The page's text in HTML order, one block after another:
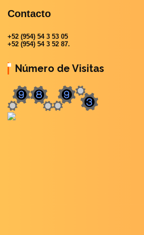
Contacto
+52 (954) 54 3 53 05
+52 (954) 54 3 52 87.
Número de Visitas